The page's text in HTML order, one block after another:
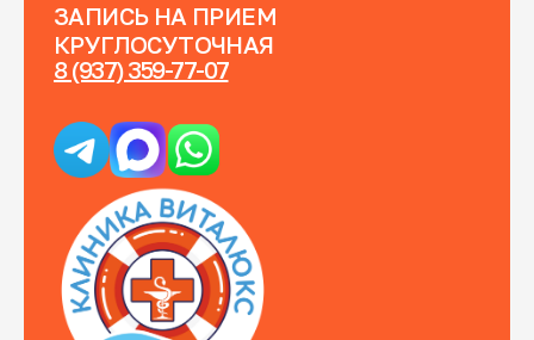
ЗАПИСЬ НА ПРИЕМ
КРУГЛОСУТОЧНАЯ
8 (937) 359-77-07